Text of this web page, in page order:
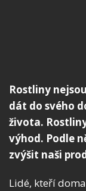
Rostliny
dát do svého
života.
výhod. Podle
zvýšit naši
Lidé, kteří